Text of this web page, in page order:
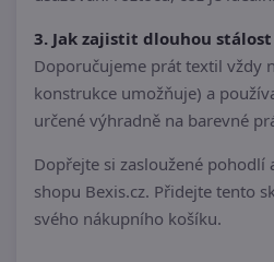
3. Jak zajistit dlouhou
Doporučujeme prát textil vždy
konstrukce umožňuje) a
určené výhradně na barevné
Dopřejte si zasloužené pohodlí
shopu Bexis.cz. Přidejte tento
svého nákupního košíku.